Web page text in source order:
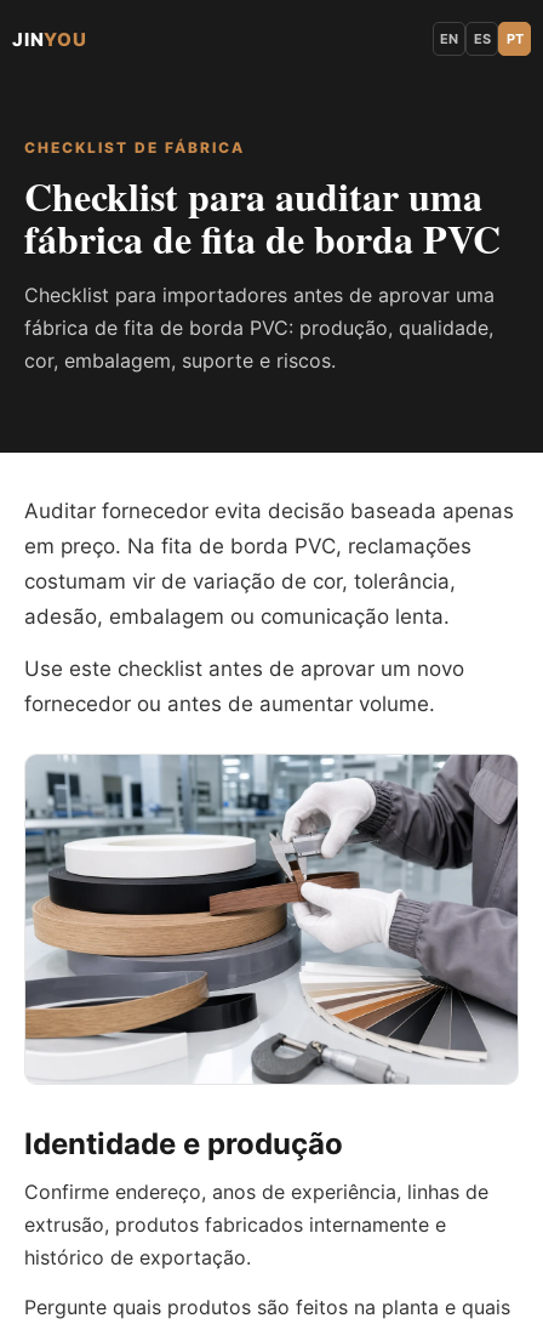
JINYOU EN ES PT
CHECKLIST DE FÁBRICA
Checklist para auditar uma
fábrica de fita de borda PVC
Checklist para importadores antes de aprovar uma
fábrica de fita de borda PVC: produção, qualidade,
cor, embalagem, suporte e riscos.
Auditar fornecedor evita decisão baseada apenas
em preço. Na fita de borda PVC, reclamações
costumam vir de variação de cor, tolerância,
adesão, embalagem ou comunicação lenta.
Use este checklist antes de aprovar um novo
fornecedor ou antes de aumentar volume.
Identidade e produção
Confirme endereço, anos de experiência, linhas de
extrusão, produtos fabricados internamente e
histórico de exportação.
Pergunte quais produtos são feitos na planta e quais